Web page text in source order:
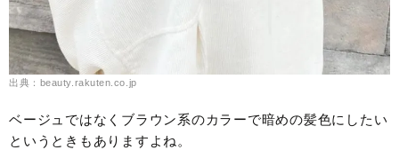
出典：beauty.rakuten.co.jp
ベージュではなくブラウン系のカラーで暗めの髪色にしたい
というときもありますよね。